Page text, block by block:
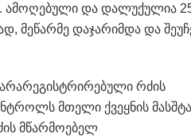
ამოღებული და დალუქულია
მეწარმე დაჯარიმდა და
არარეგისტრირებული რძის
მთელი ქვეყნის
მწარმოებელ